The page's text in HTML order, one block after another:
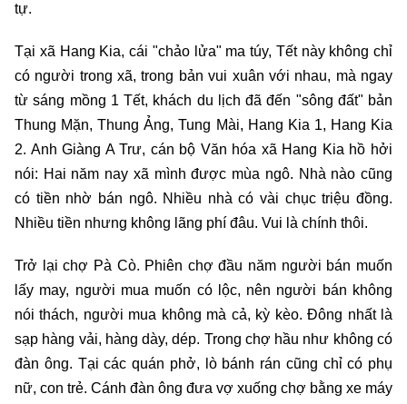
tự.
Tại xã Hang Kia, cái "chảo lửa" ma túy, Tết này không chỉ
có người trong xã, trong bản vui xuân với nhau, mà ngay
từ sáng mồng 1 Tết, khách du lịch đã đến "sông đất" bản
Thung Mặn, Thung Ảng, Tung Mài, Hang Kia 1, Hang Kia
2. Anh Giàng A Trư, cán bộ Văn hóa xã Hang Kia hồ hởi
nói: Hai năm nay xã mình được mùa ngô. Nhà nào cũng
có tiền nhờ bán ngô. Nhiều nhà có vài chục triệu đồng.
Nhiều tiền nhưng không lãng phí đâu. Vui là chính thôi.
Trở lại chợ Pà Cò. Phiên chợ đầu năm người bán muốn
lấy may, người mua muốn có lộc, nên người bán không
nói thách, người mua không mà cả, kỳ kèo. Đông nhất là
sạp hàng vải, hàng dày, dép. Trong chợ hầu như không có
đàn ông. Tại các quán phở, lò bánh rán cũng chỉ có phụ
nữ, con trẻ. Cánh đàn ông đưa vợ xuống chợ bằng xe máy